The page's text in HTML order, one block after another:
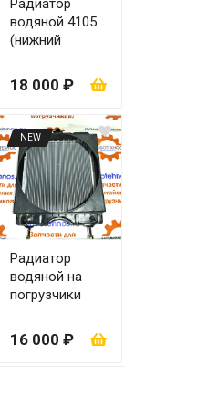
Радиатор
водяной 4105
(нижний
левой
стороны)
18 000 ₽
NEW
Радиатор
водяной на
погрузчики
для МКПП
(нижний
16 000 ₽